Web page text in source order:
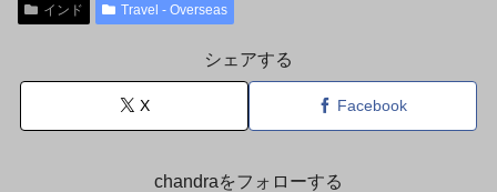
インド Travel - Overseas
シェアする
X Facebook
chandraをフォローする